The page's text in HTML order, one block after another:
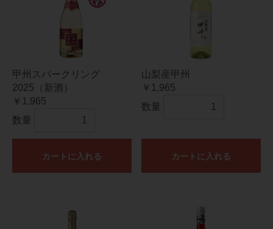
甲州スパークリング
2025（新酒）
￥1,965
数量
カートに入れる
山梨産甲州
￥1,965
数量
カートに入れる